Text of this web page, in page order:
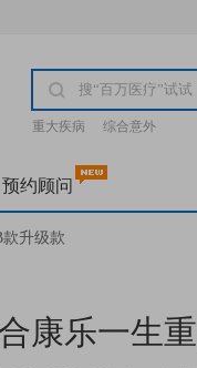
重大疾病 综合意外
预约顾问
升级款
康乐一生